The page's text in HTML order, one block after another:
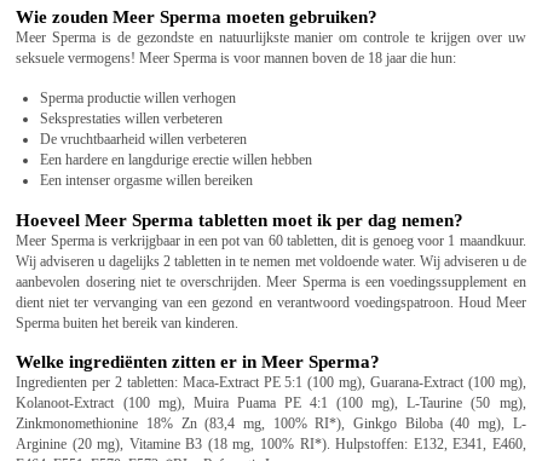
Wie zouden Meer Sperma moeten gebruiken?
Meer Sperma is de gezondste en natuurlijkste manier om controle te krijgen over uw
seksuele vermogens! Meer Sperma is voor mannen boven de 18 jaar die hun:
Sperma productie willen verhogen
Seksprestaties willen verbeteren
De vruchtbaarheid willen verbeteren
Een hardere en langdurige erectie willen hebben
Een intenser orgasme willen bereiken
Hoeveel Meer Sperma tabletten moet ik per dag nemen?
Meer Sperma is verkrijgbaar in een pot van 60 tabletten, dit is genoeg voor 1 maandkuur.
Wij adviseren u dagelijks 2 tabletten in te nemen met voldoende water. Wij adviseren u de
aanbevolen dosering niet te overschrijden. Meer Sperma is een voedingssupplement en
dient niet ter vervanging van een gezond en verantwoord voedingspatroon. Houd Meer
Sperma buiten het bereik van kinderen.
Welke ingrediënten zitten er in Meer Sperma?
Ingredienten per 2 tabletten: Maca-Extract PE 5:1 (100 mg), Guarana-Extract (100 mg),
Kolanoot-Extract (100 mg), Muira Puama PE 4:1 (100 mg), L-Taurine (50 mg),
Zinkmonomethionine 18% Zn (83,4 mg, 100% RI*), Ginkgo Biloba (40 mg), L-
Arginine (20 mg), Vitamine B3 (18 mg, 100% RI*). Hulpstoffen: E132, E341, E460,